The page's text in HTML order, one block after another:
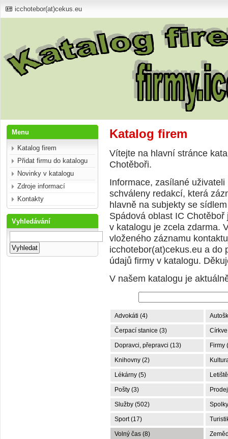
icchotebor(at)cekus.eu
Menu
Katalog firem
Přidat firmu do katalogu
Novinky v katalogu
Zdroje informací
Kontakty
Vyhledávání
Katalog firem
Vítejte na hlavní stránce
Chotěboři.
Informace, zasílané
schváleny redakcí, která
hlavně na subjekty se
Spádová oblast IC
v katalogu je zcela zdarma.
vloženého záznamu
icchotebor(at)cekus.eu a do
údajů firmy v katalogu.
V našem katalogu je
Advokáti (4)
Čerpací stanice (3)
Dopravci, přepravci (13) Firmy
Knihovny (2)
Lékárny (5)
Pošty (3)
Služby (502)
Sport (17)
Volný čas (8)